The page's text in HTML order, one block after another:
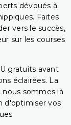
dévoués à
Faites
vers le succès,
sur les courses
gratuits avant
éclairées. La
sommes là
d'optimiser vos